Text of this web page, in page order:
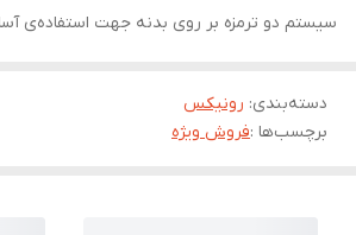
سیستم دو ترمزه بر روی بدنه جهت استفاده‌ی
دسته‌بندی: رونیکس
برچسب‌ها :فروش ویژه